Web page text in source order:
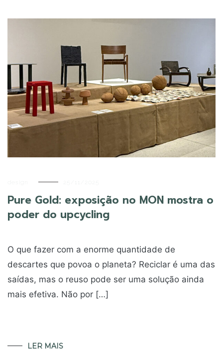
design 25/11/2025
Pure Gold: exposição no MON mostra o
poder do upcycling
O que fazer com a enorme quantidade de
descartes que povoa o planeta? Reciclar é uma das
saídas, mas o reuso pode ser uma solução ainda
mais efetiva. Não por […]
LER MAIS